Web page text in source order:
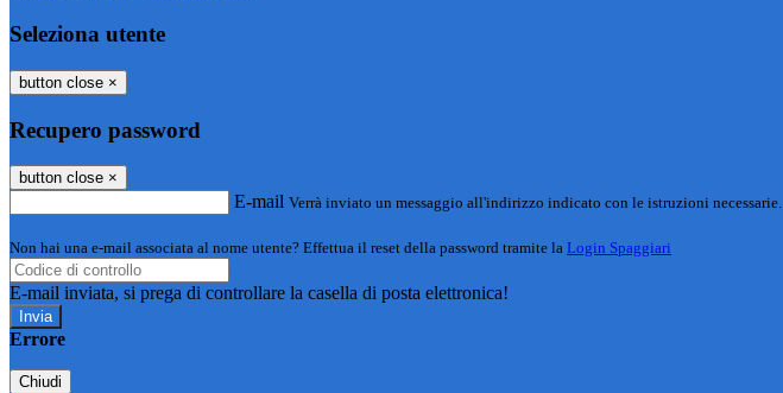
Seleziona utente
button close ×
Recupero password
button close ×
E-mail Verrà inviato un messaggio all'indirizzo indicato con le istruzioni necessarie.
Non hai una e-mail associata al nome utente? Effettua il reset della password tramite la Login Spaggiari
E-mail inviata, si prega di controllare la casella di posta elettronica!
Errore
Chiudi